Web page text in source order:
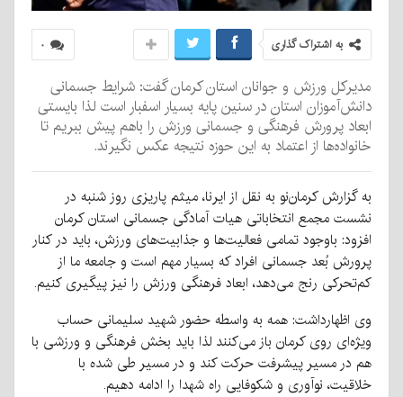
۰ به اشتراک گذاری
مدیرکل ورزش و جوانان استان کرمان گفت: شرایط جسمانی
دانش‌آموزان استان در سنین پایه بسیار اسفبار است لذا بایستی
ابعاد پرورش فرهنگی و جسمانی ورزش را باهم پیش ببریم تا
خانواده‌ها از اعتماد به این حوزه نتیجه عکس نگیرند.
به گزارش کرمان‌نو به نقل از ایرنا، میثم پاریزی روز شنبه در
نشست مجمع انتخاباتی هیات آمادگی جسمانی استان کرمان
افزود: باوجود تمامی فعالیت‌ها و جذابیت‌های ورزش، باید در کنار
پرورش بُعد جسمانی افراد که بسیار مهم است و جامعه ما از
کم‌تحرکی رنج می‌دهد، ابعاد فرهنگی ورزش را نیز پیگیری کنیم.
وی اظهارداشت: همه به واسطه حضور شهید سلیمانی حساب
ویژه‌ای روی کرمان باز می‌کنند لذا باید بخش فرهنگی و ورزشی با
هم در مسیر پیشرفت حرکت کند و در مسیر طی شده با
خلاقیت، نوآوری و شکوفایی راه شهدا را ادامه دهیم.